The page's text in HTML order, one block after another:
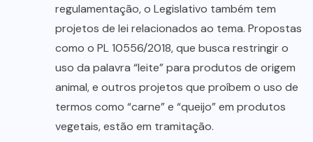
regulamentação, o Legislativo também tem
projetos de lei relacionados ao tema. Propostas
como o PL 10556/2018, que busca restringir o
uso da palavra “leite” para produtos de origem
animal, e outros projetos que proíbem o uso de
termos como “carne” e “queijo” em produtos
vegetais, estão em tramitação.